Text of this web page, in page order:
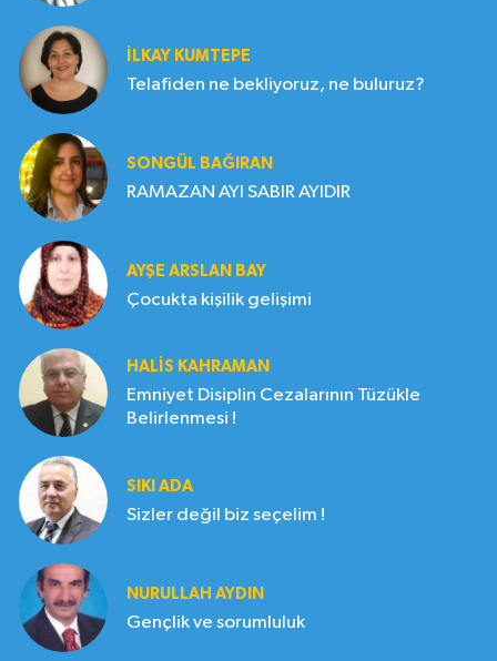
İLKAY KUMTEPE
Telafiden ne bekliyoruz, ne buluruz?
SONGÜL BAĞIRAN
RAMAZAN AYI SABIR AYIDIR
AYŞE ARSLAN BAY
Çocukta kişilik gelişimi
HALIS KAHRAMAN
Emniyet Disiplin Cezalarının Tüzükle
Belirlenmesi !
SIKI ADA
Sizler değil biz seçelim !
NURULLAH AYDIN
Gençlik ve sorumluluk